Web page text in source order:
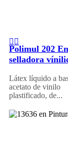
Polimul 202
selladora
Látex líquido a
acetato de vinilo
plastificado, de...